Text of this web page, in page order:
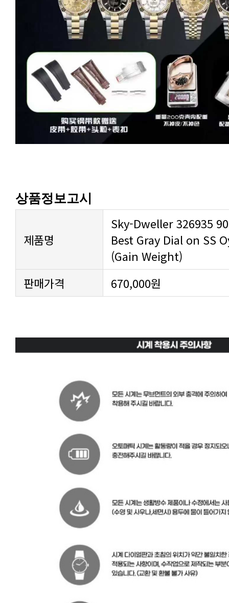
상품정보고시
제품명
(Gain Weight)
판매가격
670,000원